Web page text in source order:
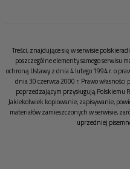
Treści, znajdujące się w serwisie
poszczególne elementy samego serwisu
ochroną Ustawy z dnia 4 lutego 1994 r. o
dnia 30 czerwca 2000 r. Prawo
poprzedzającym przysługują
Jakiekolwiek kopiowanie, zapisywanie,
materiałów zamieszczonych w serwisie,
uprzedniej